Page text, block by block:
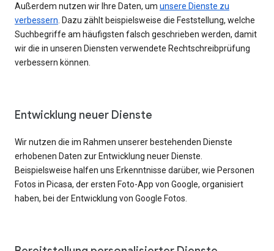
Außerdem nutzen wir Ihre Daten, um unsere Dienste zu
verbessern . Dazu zählt beispielsweise die Feststellung, welche
Suchbegriffe am häufigsten falsch geschrieben werden, damit
wir die in unseren Diensten verwendete Rechtschreibprüfung
verbessern können.
Entwicklung neuer Dienste
Wir nutzen die im Rahmen unserer bestehenden Dienste
erhobenen Daten zur Entwicklung neuer Dienste.
Beispielsweise halfen uns Erkenntnisse darüber, wie Personen
Fotos in Picasa, der ersten Foto-App von Google, organisiert
haben, bei der Entwicklung von Google Fotos.